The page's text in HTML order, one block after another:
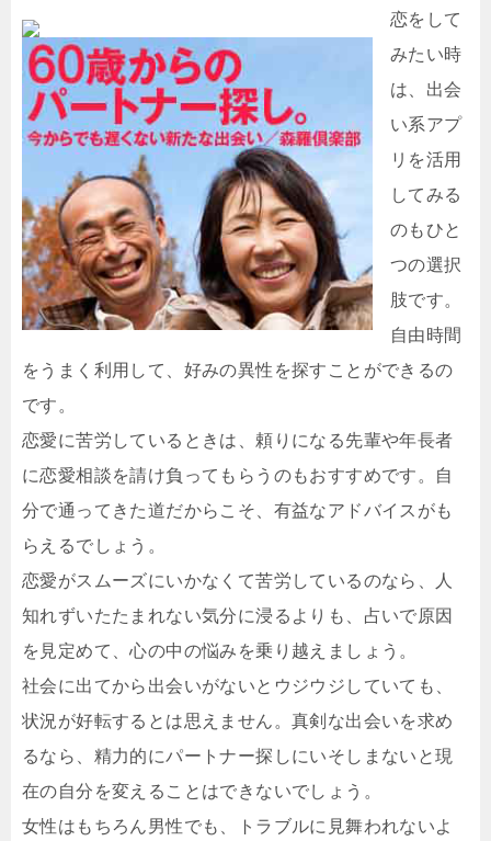
恋をして
みたい時
は、出会
い系アプ
リを活用
してみる
のもひと
つの選択
肢です。
自由時間
をうまく利用して、好みの異性を探すことができるの
です。
恋愛に苦労しているときは、頼りになる先輩や年長者
に恋愛相談を請け負ってもらうのもおすすめです。自
分で通ってきた道だからこそ、有益なアドバイスがも
らえるでしょう。
恋愛がスムーズにいかなくて苦労しているのなら、人
知れずいたたまれない気分に浸るよりも、占いで原因
を見定めて、心の中の悩みを乗り越えましょう。
社会に出てから出会いがないとウジウジしていても、
状況が好転するとは思えません。真剣な出会いを求め
るなら、精力的にパートナー探しにいそしまないと現
在の自分を変えることはできないでしょう。
女性はもちろん男性でも、トラブルに見舞われないよ